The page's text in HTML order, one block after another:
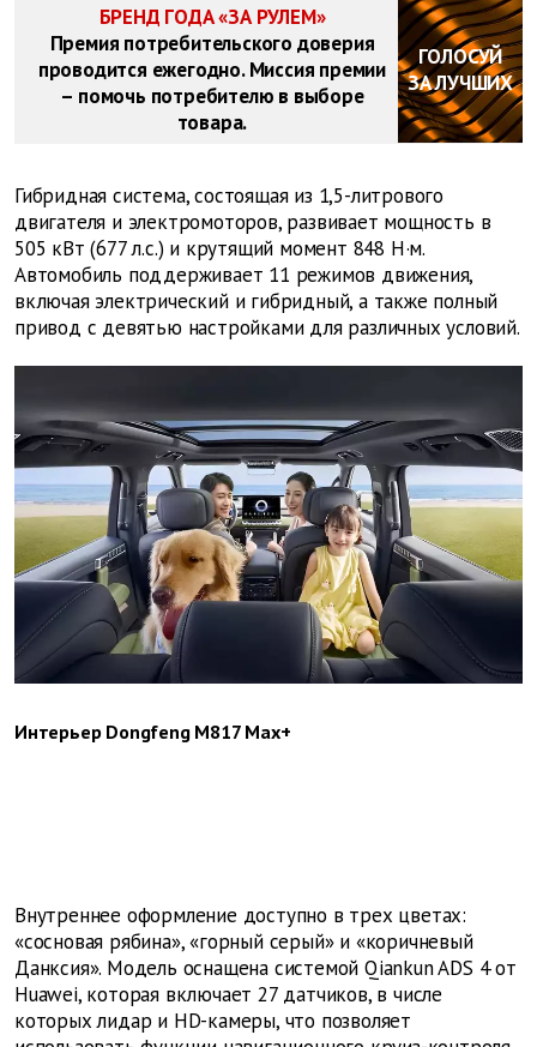
БРЕНД ГОДА «ЗА РУЛЕМ»
Премия потребительского доверия
проводится ежегодно. Миссия премии
– помочь потребителю в выборе
товара.
ГОЛОСУЙ
ЗА ЛУЧШИХ
Гибридная система, состоящая из 1,5-литрового
двигателя и электромоторов, развивает мощность в
505 кВт (677 л.с.) и крутящий момент 848 Н·м.
Автомобиль поддерживает 11 режимов движения,
включая электрический и гибридный, а также полный
привод с девятью настройками для различных условий.
Интерьер Dongfeng M817 Max+
Внутреннее оформление доступно в трех цветах:
«сосновая рябина», «горный серый» и «коричневый
Данксия». Модель оснащена системой Qiankun ADS 4 от
Huawei, которая включает 27 датчиков, в числе
которых лидар и HD-камеры, что позволяет